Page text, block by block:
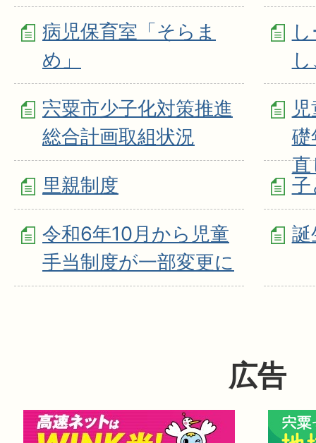
病児保育室「そらま
め」
宍粟市少子化対策推進
総合計画取組状況
礎
直
里親制度
子
令和6年10月から児童
手当制度が一部変更に
誕
広告